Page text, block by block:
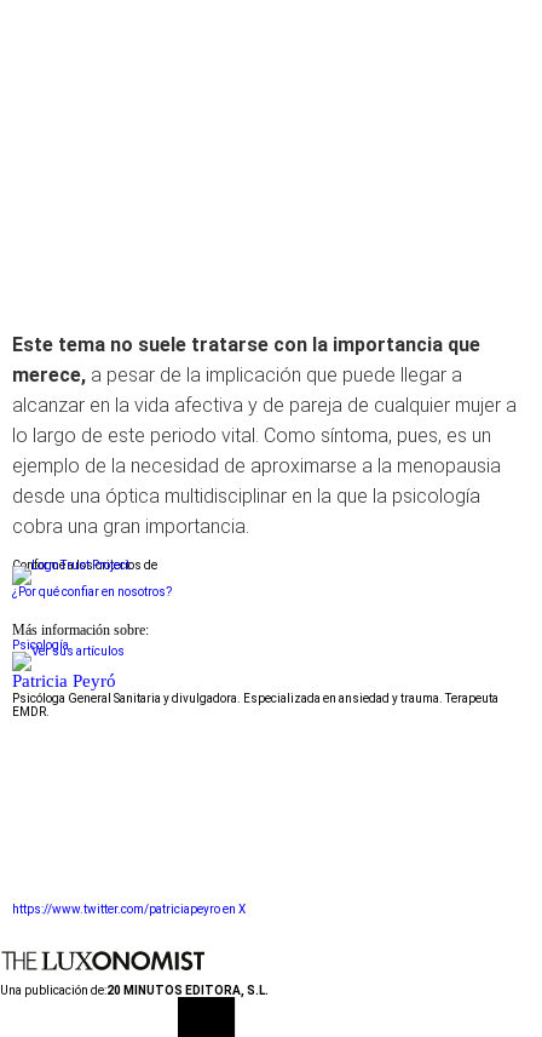
Este tema no suele tratarse con la importancia que
merece, a pesar de la implicación que puede llegar a
alcanzar en la vida afectiva y de pareja de cualquier mujer a
lo largo de este periodo vital. Como síntoma, pues, es un
ejemplo de la necesidad de aproximarse a la menopausia
desde una óptica multidisciplinar en la que la psicología
cobra una gran importancia.
Conforme a los criterios de
¿Por qué confiar en nosotros?
Más información sobre:
Psicología
Patricia Peyró
Psicóloga General Sanitaria y divulgadora. Especializada en ansiedad y trauma. Terapeuta
EMDR.
https://www.twitter.com/patriciapeyro en X
Una publicación de:20 MINUTOS EDITORA, S.L.